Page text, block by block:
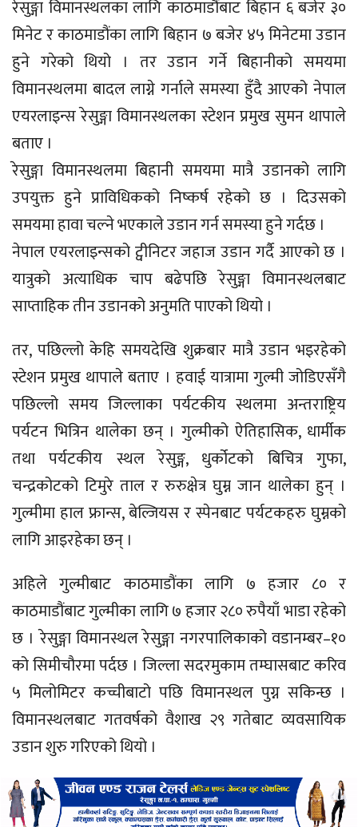
रेसुङ्गा विमानस्थलका लागि काठमाडौंबाट बिहान ६ बजेर ३०
मिनेट र काठमाडौंका लागि बिहान ७ बजेर ४५ मिनेटमा उडान
हुने गरेको थियो । तर उडान गर्ने बिहानीको समयमा
विमानस्थलमा बादल लाग्ने गर्नाले समस्या हुँदै आएको नेपाल
एयरलाइन्स रेसुङ्गा विमानस्थलका स्टेशन प्रमुख सुमन थापाले
बताए ।
रेसुङ्गा विमानस्थलमा बिहानी समयमा मात्रै उडानको लागि
उपयुक्त हुने प्राविधिकको निष्कर्ष रहेको छ । दिउसको
समयमा हावा चल्ने भएकाले उडान गर्न समस्या हुने गर्दछ ।
नेपाल एयरलाइन्सको ट्वीनिटर जहाज उडान गर्दै आएको छ ।
यात्रुको अत्याधिक चाप बढेपछि रेसुङ्गा विमानस्थलबाट
साप्ताहिक तीन उडानको अनुमति पाएको थियो ।
तर, पछिल्लो केहि समयदेखि शुक्रबार मात्रै उडान भइरहेको
स्टेशन प्रमुख थापाले बताए । हवाई यात्रामा गुल्मी जोडिएसँगै
पछिल्लो समय जिल्लाका पर्यटकीय स्थलमा अन्तराष्ट्रिय
पर्यटन भित्रिन थालेका छन् । गुल्मीको ऐतिहासिक, धार्मीक
तथा पर्यटकीय स्थल रेसुङ्ग, धुर्कोटको बिचित्र गुफा,
चन्द्रकोटको टिमुरे ताल र रुरुक्षेत्र घुम्न जान थालेका हुन् ।
गुल्मीमा हाल फ्रान्स, बेल्जियस र स्पेनबाट पर्यटकहरु घुम्नको
लागि आइरहेका छन् ।
अहिले गुल्मीबाट काठमाडौंका लागि ७ हजार ८० र
काठमाडौंबाट गुल्मीका लागि ७ हजार २८० रुपैयाँ भाडा रहेको
छ । रेसुङ्गा विमानस्थल रेसुङ्गा नगरपालिकाको वडानम्बर–१०
को सिमीचौरमा पर्दछ । जिल्ला सदरमुकाम तम्घासबाट करिव
५ मिलोमिटर कच्चीबाटो पछि विमानस्थल पुग्न सकिन्छ ।
विमानस्थलबाट गतवर्षको वैशाख २९ गतेबाट व्यवसायिक
उडान शुरु गरिएको थियो ।